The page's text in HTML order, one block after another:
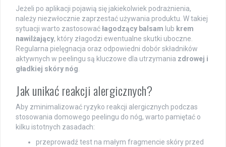
Jeżeli po aplikacji pojawią się jakiekolwiek podrażnienia,
należy niezwłocznie zaprzestać używania produktu. W takiej
sytuacji warto zastosowaćłagodzący balsam lub krem
nawilżający, który złagodzi ewentualne skutki uboczne.
Regularna pielęgnacja oraz odpowiedni dobór składników
aktywnych w peelingu są kluczowe dla utrzymania zdrowej i
gładkiej skóry nóg
Jak unikać reakcji alergicznych?
Aby zminimalizować ryzyko reakcji alergicznych podczas
stosowania domowego peelingu do nóg, warto pamiętać o
kilku istotnych zasadach:
przeprowadź test na małym fragmencie skóry przed